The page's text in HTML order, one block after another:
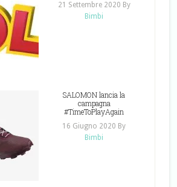
21 Settembre 2020 By
Bimbi
SALOMON lancia la
campagna
#TimeToPlayAgain
16 Giugno 2020 By
Bimbi